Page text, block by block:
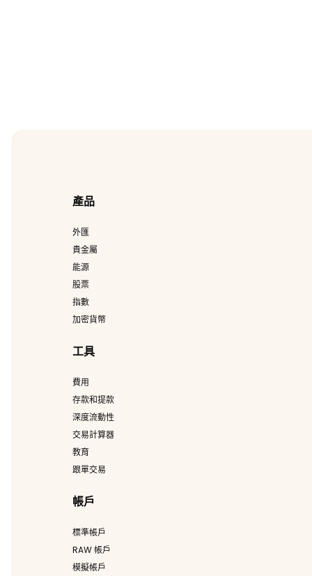
產品
外匯
貴金屬
能源
股票
指數
加密貨幣
工具
費用
存款和提款
深度流動性
交易計算器
教育
跟單交易
帳戶
標準帳戶
RAW 帳戶
模擬帳戶